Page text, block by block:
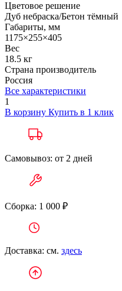
Цветовое решение
Дуб небраска/Бетон тёмный
Габариты, мм
1175×255×405
Вес
18.5 кг
Страна производитель
Россия
Все характеристики
1
В корзину Купить в 1 клик
Самовывоз: от 2 дней
Сборка: 1 000 ₽
Доставка: см. здесь